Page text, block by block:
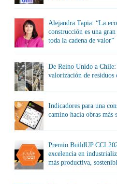
Alejandra Tapia: “La
construcción es una
toda la cadena de valor”
De Reino Unido a
valorización de residuos
Indicadores para una
camino hacia obras más
Premio BuildUP CCI
excelencia en
más productiva,